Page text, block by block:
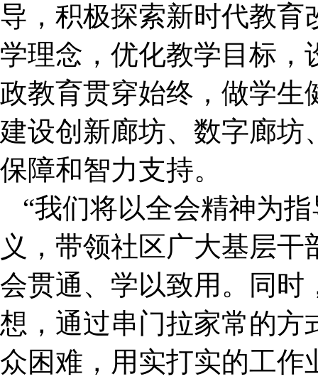
导，积极探索新时代教育
学理念，优化教学目标，
政教育贯穿始终，做学生
建设创新廊坊、数字廊坊
保障和智力支持。
“我们将以全会精神为
义，带领社区广大基层
会贯通、学以致用。同时
想，通过串门拉家常的方
众困难，用实打实的工作